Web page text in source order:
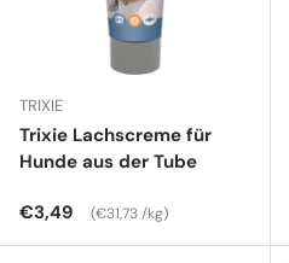
TRIXIE
Trixie Lachscreme für
Hunde aus der Tube
Normaler Preis
€3,49 Grundpreis
€31,73 /kg